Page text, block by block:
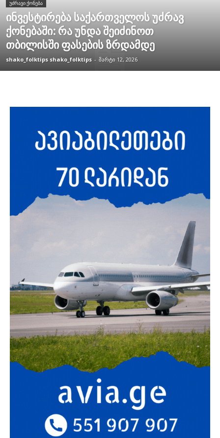
ᲣᲫᲠᲐᲕᲘ ᲥᲝᲜᲔᲑᲐ
ინვესტირება საქართველოს უძრავ
ქონებაში: რა უნდა შეიძინოთ
თბილისში ფასების ზრდამდე
shako_folktips shako_folktips - მარტი 12, 2026